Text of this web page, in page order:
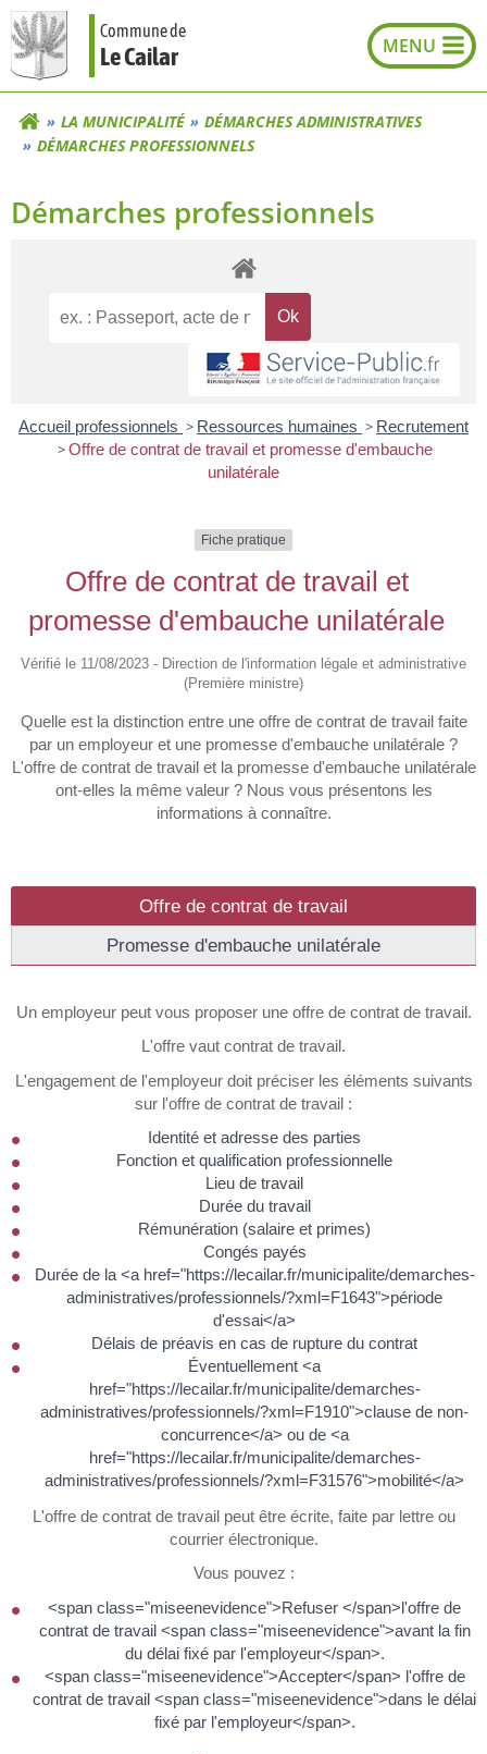
Aller
au
contenu
Commune de
Le Cailar
LA MUNICIPALITÉ
DÉMARCHES ADMINISTRATIVES
DÉMARCHES PROFESSIONNELS
Démarches professionnels
Accueil professionnels > Ressources humaines > Recrutement
>Offre de contrat de travail et promesse d'embauche
unilatérale
Fiche pratique
Offre de contrat de travail et
promesse d'embauche unilatérale
Vérifié le 11/08/2023 - Direction de l'information légale et administrative
(Première ministre)
Quelle est la distinction entre une offre de contrat de travail faite
par un employeur et une promesse d'embauche unilatérale ?
L'offre de contrat de travail et la promesse d'embauche unilatérale
ont-elles la même valeur ? Nous vous présentons les
informations à connaître.
Offre de contrat de travail
Promesse d'embauche unilatérale
Un employeur peut vous proposer une offre de contrat de travail.
L'offre vaut contrat de travail.
L'engagement de l'employeur doit préciser les éléments suivants
sur l'offre de contrat de travail :
Identité et adresse des parties
Fonction et qualification professionnelle
Lieu de travail
Durée du travail
Rémunération (salaire et primes)
Congés payés
Durée de la <a href="https://lecailar.fr/municipalite/demarches-
administratives/professionnels/?xml=F1643">période
d'essai</a>
Délais de préavis en cas de rupture du contrat
Éventuellement <a
href="https://lecailar.fr/municipalite/demarches-
administratives/professionnels/?xml=F1910">clause de non-
concurrence</a> ou de <a
href="https://lecailar.fr/municipalite/demarches-
administratives/professionnels/?xml=F31576">mobilité</a>
L'offre de contrat de travail peut être écrite, faite par lettre ou
courrier électronique.
Vous pouvez :
<span class="miseenevidence">Refuser </span>l'offre de
contrat de travail <span class="miseenevidence">avant la fin
du délai fixé par l'employeur</span>.
<span class="miseenevidence">Accepter</span> l'offre de
contrat de travail <span class="miseenevidence">dans le délai
fixé par l'employeur</span>.